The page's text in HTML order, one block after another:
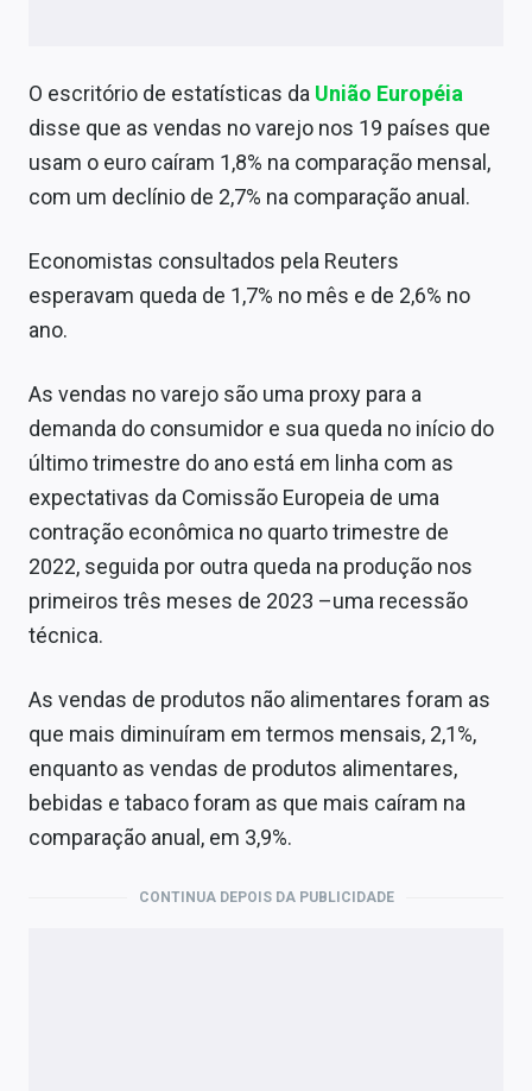
Expediente
O escritório de estatísticas da União Européia
disse que as vendas no varejo nos 19 países que
usam o euro caíram 1,8% na comparação mensal,
com um declínio de 2,7% na comparação anual.
Economistas consultados pela Reuters
esperavam queda de 1,7% no mês e de 2,6% no
ano.
As vendas no varejo são uma proxy para a
demanda do consumidor e sua queda no início do
último trimestre do ano está em linha com as
expectativas da Comissão Europeia de uma
contração econômica no quarto trimestre de
2022, seguida por outra queda na produção nos
primeiros três meses de 2023 –uma recessão
técnica.
As vendas de produtos não alimentares foram as
que mais diminuíram em termos mensais, 2,1%,
enquanto as vendas de produtos alimentares,
bebidas e tabaco foram as que mais caíram na
comparação anual, em 3,9%.
CONTINUA DEPOIS DA PUBLICIDADE